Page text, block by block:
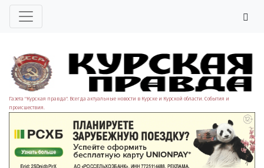
Газета "Курская правда". Всегда актуальные новости в Курске и Курской области. События и
происшествия.